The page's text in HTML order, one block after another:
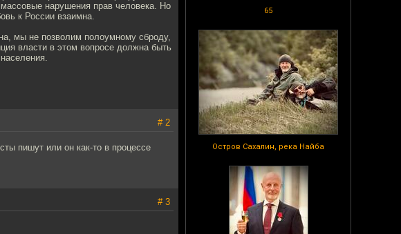
65
Остров Сахалин, река Найба
нарушения прав человека. Но
к России взаимна.
мы не позволим полоумному сброду,
власти в этом вопросе должна быть
# 2
пишут или он как-то в процессе
# 3